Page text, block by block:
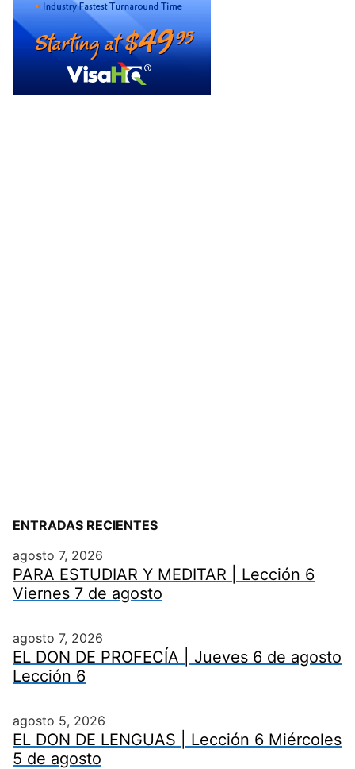
ENTRADAS RECIENTES
agosto 7, 2026
PARA ESTUDIAR Y MEDITAR | Lección 6
Viernes 7 de agosto
agosto 7, 2026
EL DON DE PROFECÍA | Jueves 6 de agosto
Lección 6
agosto 5, 2026
EL DON DE LENGUAS | Lección 6 Miércoles
5 de agosto